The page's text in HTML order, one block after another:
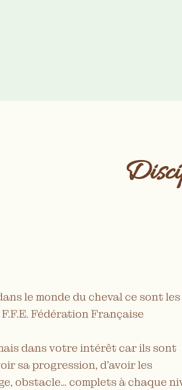
le monde du cheval ce sont les
Fédération Française
dans votre intérêt car ils sont
sa progression, d’avoir les
obstacle… complets à chaque